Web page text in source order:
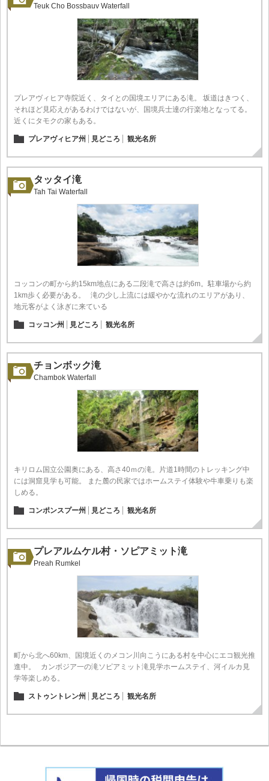
Teuk Cho Bossbauv Waterfall
プレアヴィヒア寺院近く、タイとの国境エリアにある滝。 坂道はきつく、
それほど見応えがあるわけではないが、国境兵士達の行楽地となってる。
近くにタモクの家もある。
プレアヴィヒア州 見どころ 観光名所
タッタイ滝
Tah Tai Waterfall
コッコンの町から約15km地点にある二段滝で高さは約6m。駐車場から約
1km歩く必要がある。 滝の少し上流には緩やかな流れのエリアがあり、
地元客がよく泳ぎに来ている
コッコン州 見どころ 観光名所
チョンボック滝
Chambok Waterfall
キリロム国立公園奥にある、高さ40ｍの滝。片道1時間のトレッキング中
には洞窟見学も可能。 また麓の民家ではホームステイ体験や牛車乗りも楽
しめる。
コンポンスプー州 見どころ 観光名所
プレアルムケル村・ソピアミット滝
Preah Rumkel
町から北へ60km、国境近くのメコン川向こうにある村を中心にエコ観光推
進中。 カンボジア一の滝ソピアミット滝見学ホームステイ、河イルカ見
学等楽しめる。
ストゥントレン州 見どころ 観光名所